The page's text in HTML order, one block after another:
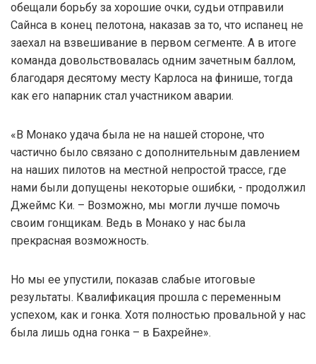
обещали борьбу за хорошие очки, судьи отправили
Сайнса в конец пелотона, наказав за то, что испанец не
заехал на взвешивание в первом сегменте. А в итоге
команда довольствовалась одним зачетным баллом,
благодаря десятому месту Карлоса на финише, тогда
как его напарник стал участником аварии.
«В Монако удача была не на нашей стороне, что
частично было связано с дополнительным давлением
на наших пилотов на местной непростой трассе, где
нами были допущены некоторые ошибки, - продолжил
Джеймс Ки. – Возможно, мы могли лучше помочь
своим гонщикам. Ведь в Монако у нас была
прекрасная возможность.
Но мы ее упустили, показав слабые итоговые
результаты. Квалификация прошла с переменным
успехом, как и гонка. Хотя полностью провальной у нас
была лишь одна гонка – в Бахрейне».